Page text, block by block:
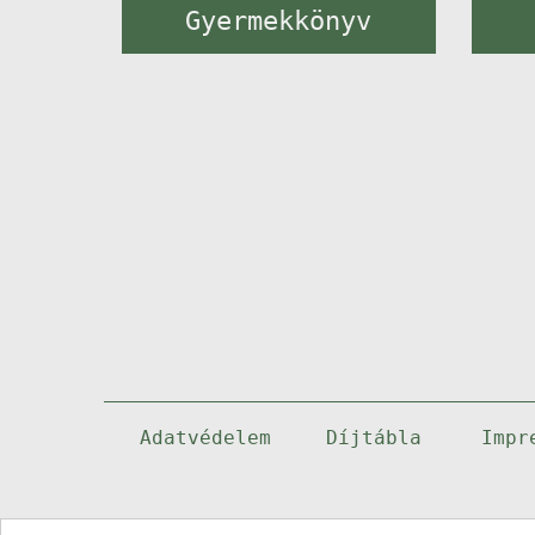
Gyermekkönyv
Adatvédelem Díjtábla